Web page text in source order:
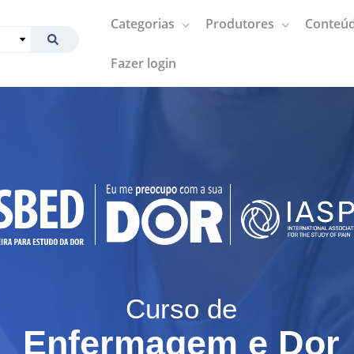
Categorias Produtores
Fazer login
Curso de
Enfermagem e Dor